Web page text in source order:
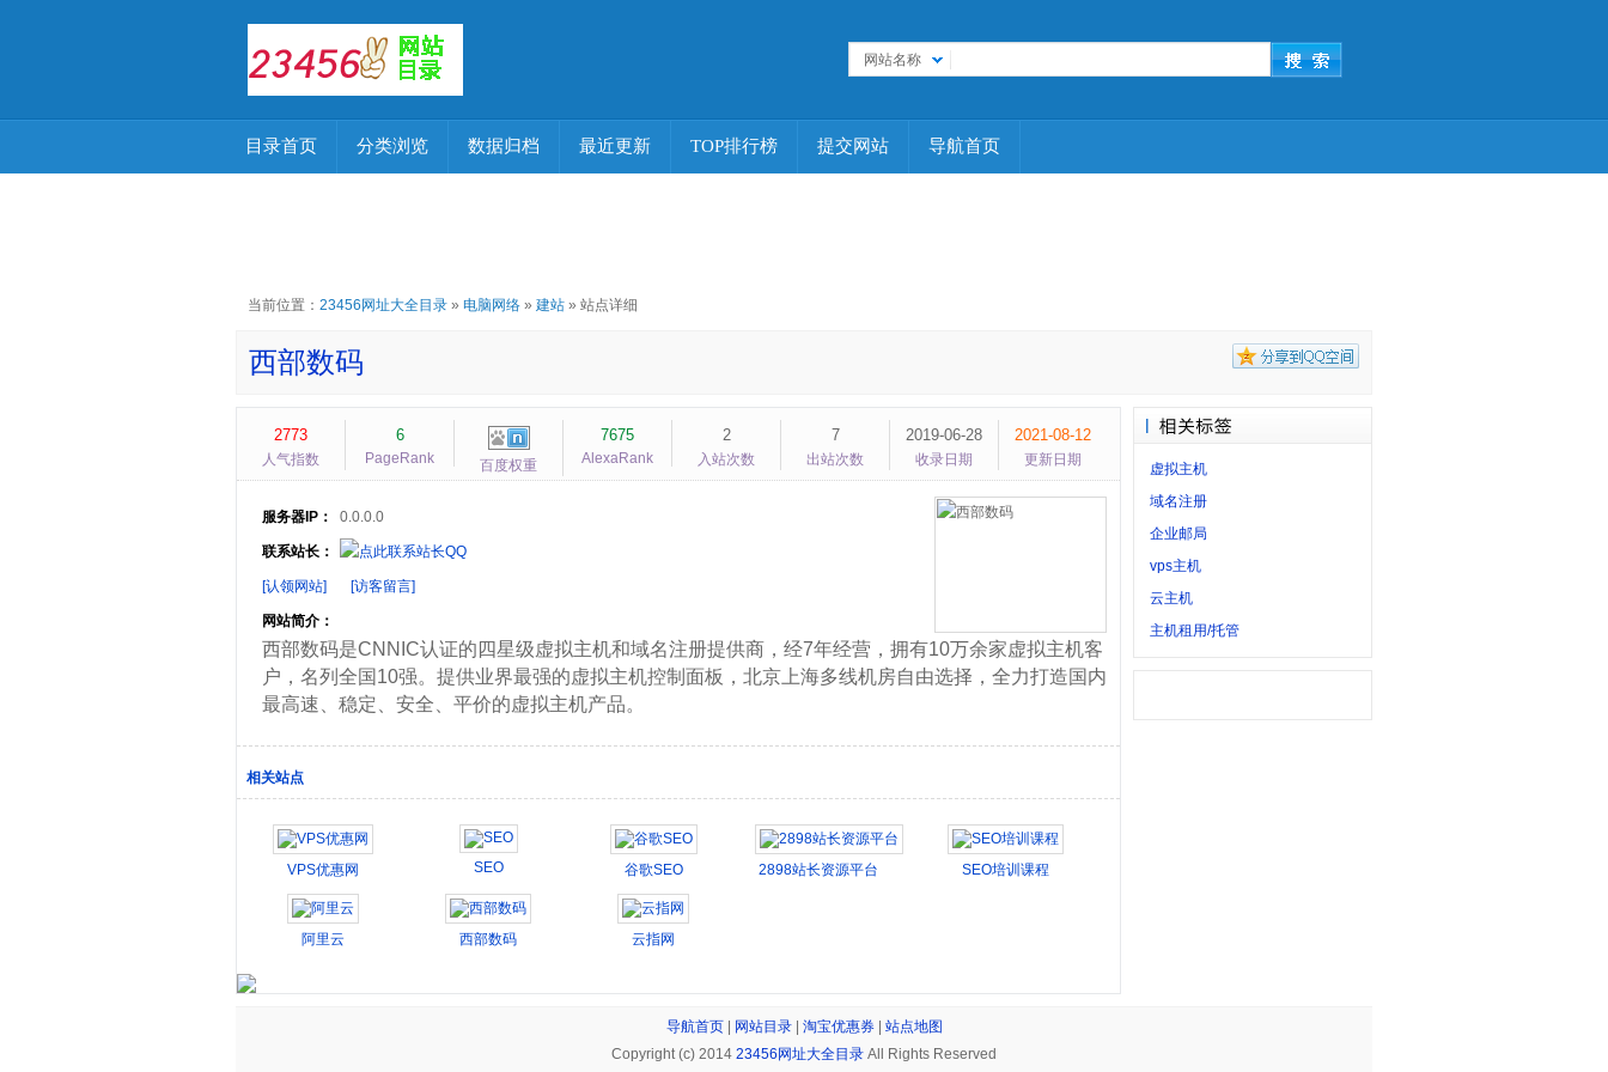
网站名称
目录首页 分类浏览 数据归档 最近更新 TOP排行榜 提交网站 导航首页
当前位置： 23456网址大全目录 » 电脑网络 » 建站 » 站点详细
西部数码
2773
人气指数
6
PageRank 百度权重
7675
AlexaRank
2
入站次数
7
出站次数
2019-06-28
收录日期
2021-08-12
更新日期
服务器IP： 0.0.0.0
联系站长：
[认领网站] [访客留言]
网站简介：
西部数码是CNNIC认证的四星级虚拟主机和域名注册提供商，经7年经营，拥有10万余家虚拟主机客
户，名列全国10强。提供业界最强的虚拟主机控制面板，北京上海多线机房自由选择，全力打造国内
最高速、稳定、安全、平价的虚拟主机产品。
相关站点
VPS优惠网 SEO 谷歌SEO 2898站长资源平台 SEO培训课程
阿里云 西部数码 云指网
虚拟主机
域名注册
企业邮局
vps主机
云主机
主机租用/托管
导航首页| 网站目录| 淘宝优惠券| 站点地图
Copyright (c) 2014 23456网址大全目录 All Rights Reserved